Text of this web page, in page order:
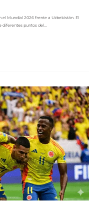
Mundial 2026 frente a Uzbekistán. El
diferentes puntos del…